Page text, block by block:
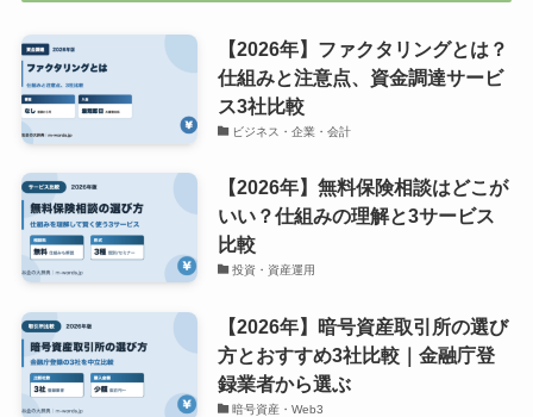
【2026年】ファクタリングとは？
仕組みと注意点、資金調達サービ
ス3社比較
ビジネス・企業・会計
【2026年】無料保険相談はどこが
いい？仕組みの理解と3サービス
比較
投資・資産運用
【2026年】暗号資産取引所の選び
方とおすすめ3社比較｜金融庁登
録業者から選ぶ
暗号資産・Web3